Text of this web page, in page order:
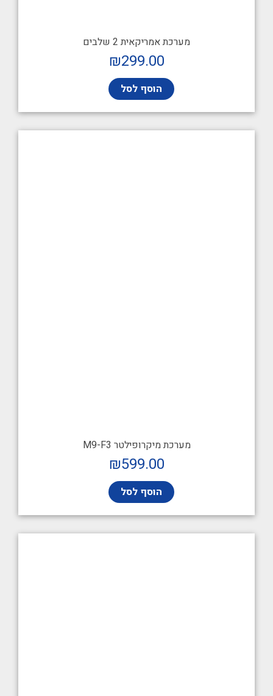
מערכת אמריקאית 2 שלבים
₪299.00
הוסף לסל
מערכת מיקרופילטר M9-F3
₪599.00
הוסף לסל